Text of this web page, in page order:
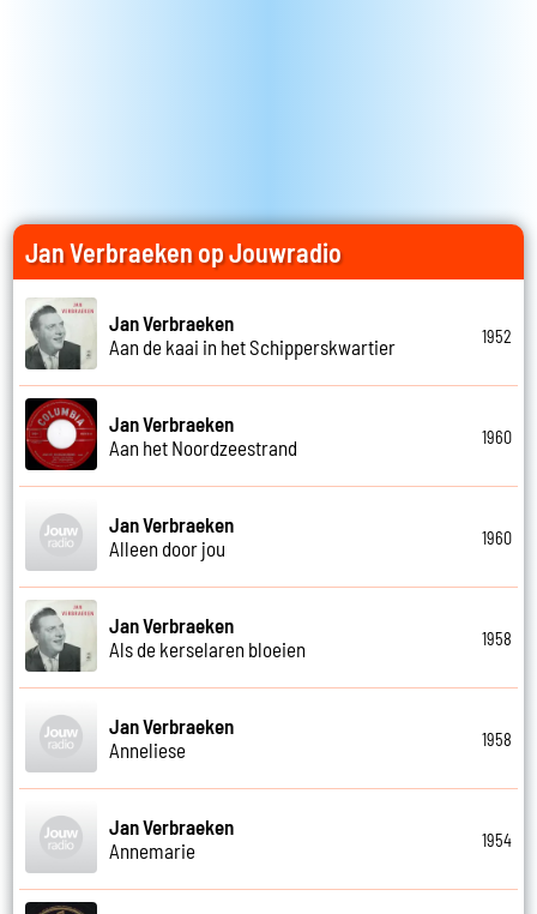
Jan Verbraeken op Jouwradio
Jan Verbraeken
Aan de kaai in het Schipperskwartier
1952
Jan Verbraeken
Aan het Noordzeestrand
1960
Jan Verbraeken
Alleen door jou
1960
Jan Verbraeken
Als de kerselaren bloeien
1958
Jan Verbraeken
Anneliese
1958
Jan Verbraeken
Annemarie
1954